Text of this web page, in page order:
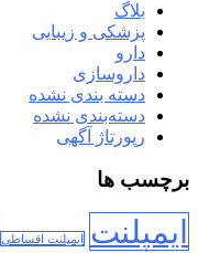
بلاگ
پزشکی و زیبایی
دارو
داروسازی
دسته بندی نشده
دسته‌بندی نشده
رپورتاژ آگهی
برچسب ها
ایمپلنت ایمپلنت اقساطی